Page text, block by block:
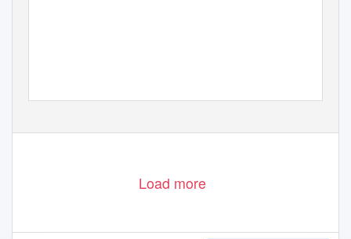
Gdańsk, 16 lipca 2014 r.
Load more